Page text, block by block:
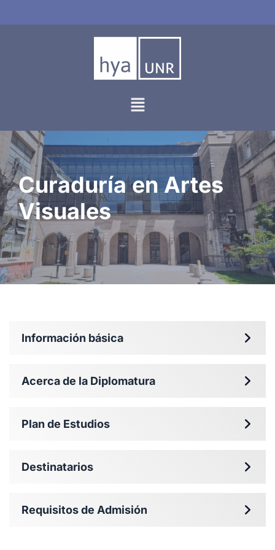
Curaduría en Artes
Visuales
Información básica
Acerca de la Diplomatura
Plan de Estudios
Destinatarios
Requisitos de Admisión